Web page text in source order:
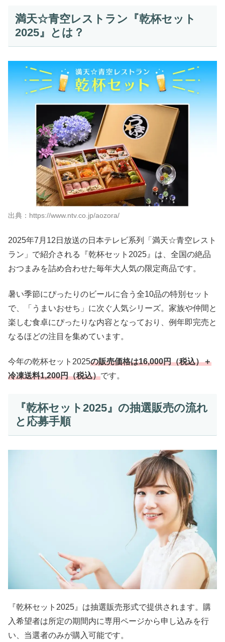
満天☆青空レストラン『乾杯セット
2025』とは？
出典：https://www.ntv.co.jp/aozora/
2025年7月12日放送の日本テレビ系列「満天☆青空レスト
ラン」で紹介される『乾杯セット2025』は、全国の絶品
おつまみを詰め合わせた毎年大人気の限定商品です。
暑い季節にぴったりのビールに合う全10品の特別セット
で、「うまいおせち」に次ぐ人気シリーズ。家族や仲間と
楽しむ食卓にぴったりな内容となっており、例年即完売と
なるほどの注目を集めています。
今年の乾杯セット2025の販売価格は16,000円（税込）＋
冷凍送料1,200円（税込）です。
『乾杯セット2025』の抽選販売の流れ
と応募手順
『乾杯セット2025』は抽選販売形式で提供されます。購
入希望者は所定の期間内に専用ページから申し込みを行
い、当選者のみが購入可能です。